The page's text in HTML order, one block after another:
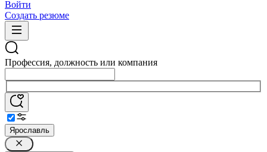
Войти
Создать резюме
Профессия, должность или компания
Ярославль